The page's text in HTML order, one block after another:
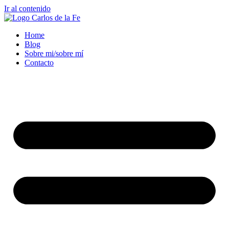
Ir al contenido
Home
Blog
Sobre mi/sobre mí
Contacto